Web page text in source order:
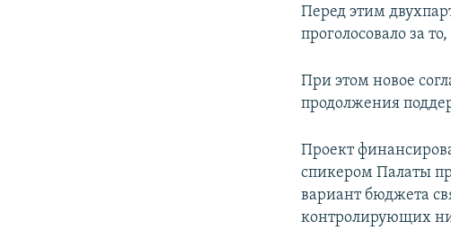
Перед этим
проголосовало за
При этом новое
продолжения
Проект
спикером Палаты
вариант бюджета
контролирующих